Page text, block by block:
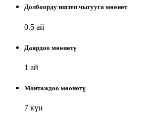
Долбоорду иштеп чыгууга мѳѳнѳт
0.5 ай
Даярдоо мѳѳнѳтү
1 ай
Монтаждоо мѳѳнѳтү
7 күн